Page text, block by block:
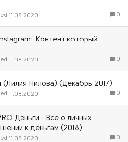
0
11.08.2020
Контент который
0
11.08.2020
(Лилия Нилова) (Декабрь 2017)
0
11.08.2020
Деньги - Все о личных
к деньгам (2018)
0
11.08.2020